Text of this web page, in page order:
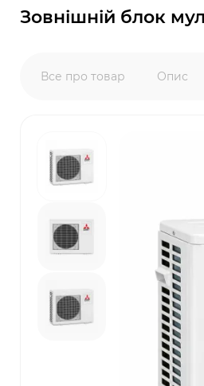
Зовнішній блок
Все про товар Опис